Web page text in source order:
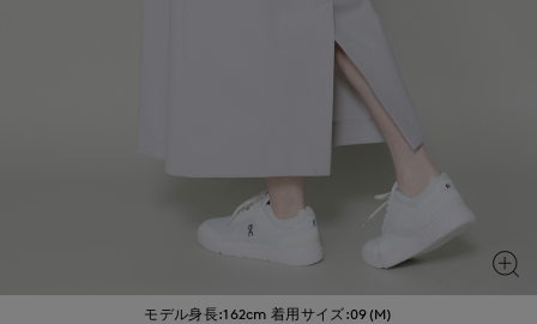
モデル身長:162cm 着用サイズ:09(M)